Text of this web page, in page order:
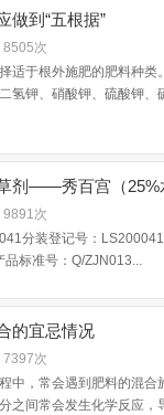
做到“五根据”
8505次
适于根外施肥的肥料种类
氢钾、硝酸钾、硫酸钾、
剂——秀百宫（25%
9891次
分装登记号：
标准号：Q/ZJN013...
的宜忌情况
7397次
中，常会遇到肥料的混合
之间常会发生化学反应，